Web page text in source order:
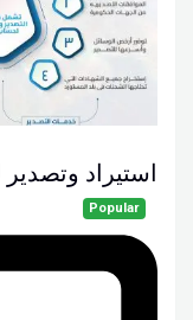
استيراد
Popular